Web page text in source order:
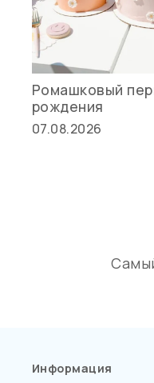
Ромашковый
рождения
07.08.2026
Информация